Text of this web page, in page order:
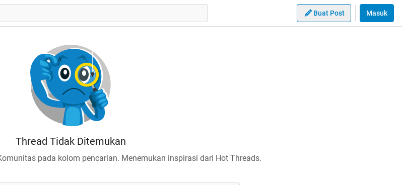
Buat Post Masuk
Thread Tidak Ditemukan
pada kolom pencarian. Menemukan inspirasi dari Hot Threads.